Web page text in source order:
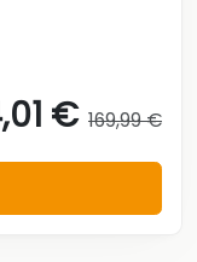
€ 169,99 €